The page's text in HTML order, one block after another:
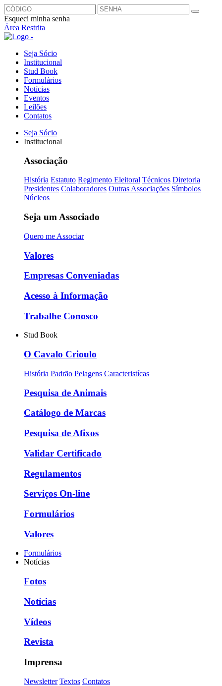
Esqueci minha senha
Área Restrita
Seja Sócio
Institucional
Stud Book
Formulários
Notícias
Eventos
Leilões
Contatos
Seja Sócio
Institucional
Associação
História Estatuto Regimento Eleitoral Técnicos Diretoria
Presidentes Colaboradores Outras Associações Símbolos
Núcleos
Seja um Associado
Quero me Associar
Valores
Empresas Conveniadas
Acesso à Informação
Trabalhe Conosco
Stud Book
O Cavalo Crioulo
História Padrão Pelagens Caracteristícas
Pesquisa de Animais
Catálogo de Marcas
Pesquisa de Afixos
Validar Certificado
Regulamentos
Serviços On-line
Formulários
Valores
Formulários
Notícias
Fotos
Notícias
Vídeos
Revista
Imprensa
Newsletter Textos Contatos